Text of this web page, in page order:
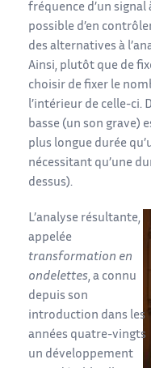
fréquence d’un
possible d’en
des alternatives à
Ainsi, plutôt que de
choisir de fixer le
l’intérieur de celle-ci.
basse (un son grave)
plus longue durée
nécessitant qu’une
dessus).
L’analyse résultante,
appelée
transformation en
ondelettes, a connu
depuis son
introduction dans les
années quatre-vingts
un développement